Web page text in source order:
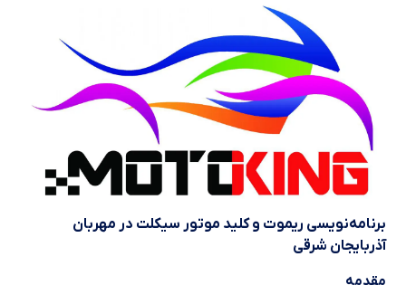
برنامه‌نویسی ریموت و کلید موتور سیکلت در مهربان
آذربایجان شرقی
مقدمه